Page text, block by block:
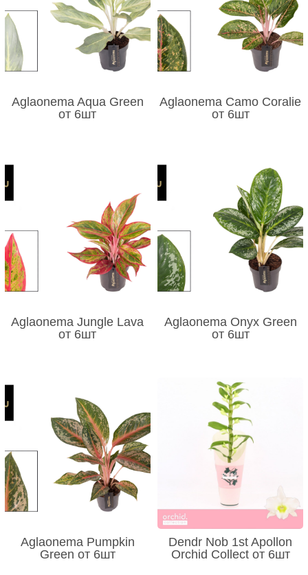
Aglaonema Aqua Green
от 6шт
Aglaonema Camo Coralie
от 6шт
Aglaonema Jungle Lava
от 6шт
Aglaonema Onyx Green
от 6шт
Aglaonema Pumpkin
Green от 6шт
Dendr Nob 1st Apollon
Orchid Collect от 6шт